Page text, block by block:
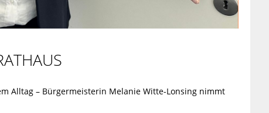
Alltag – Bürgermeisterin Melanie Witte-Lonsing nimmt